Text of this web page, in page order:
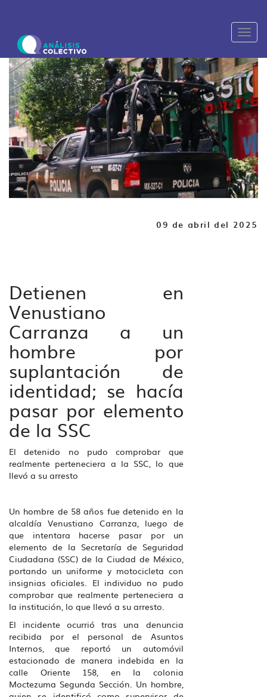
09 de abril del 2025
Detienen en
Venustiano
Carranza a un
hombre por
suplantación de
identidad; se hacía
pasar por elemento
de la SSC
El detenido no pudo comprobar que
realmente perteneciera a la SSC, lo que
llevó a su arresto
Un hombre de 58 años fue detenido en la
alcaldía Venustiano Carranza, luego de
que intentara hacerse pasar por un
elemento de la Secretaría de Seguridad
Ciudadana (SSC) de la Ciudad de México,
portando un uniforme y motocicleta con
insignias oficiales. El individuo no pudo
comprobar que realmente perteneciera a
la institución, lo que llevó a su arresto.
El incidente ocurrió tras una denuncia
recibida por el personal de Asuntos
Internos, que reportó un automóvil
estacionado de manera indebida en la
calle Oriente 158, en la colonia
Moctezuma Segunda Sección. Un hombre,